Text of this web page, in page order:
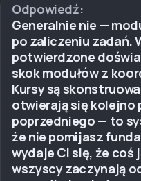
Odpowiedź:
Generalnie nie —
po zaliczeniu zadań.
potwierdzone
skok modułów z
Kursy są
otwierają się kolejno
poprzedniego — to
że nie pomijasz
wydaje Ci się, że coś
wszyscy zaczynają